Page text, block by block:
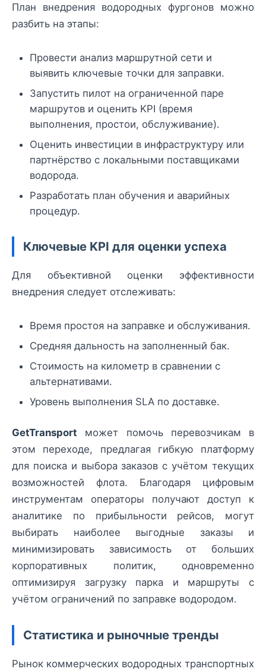
План внедрения водородных фургонов можно
разбить на этапы:
Провести анализ маршрутной сети и
выявить ключевые точки для заправки.
Запустить пилот на ограниченной паре
маршрутов и оценить KPI (время
выполнения, простои, обслуживание).
Оценить инвестиции в инфраструктуру или
партнёрство с локальными поставщиками
водорода.
Разработать план обучения и аварийных
процедур.
Ключевые KPI для оценки успеха
Для объективной оценки эффективности
внедрения следует отслеживать:
Время простоя на заправке и обслуживания.
Средняя дальность на заполненный бак.
Стоимость на километр в сравнении с
альтернативами.
Уровень выполнения SLA по доставке.
GetTransport может помочь перевозчикам в
этом переходе, предлагая гибкую платформу
для поиска и выбора заказов с учётом текущих
возможностей флота. Благодаря цифровым
инструментам операторы получают доступ к
аналитике по прибыльности рейсов, могут
выбирать наиболее выгодные заказы и
минимизировать зависимость от больших
корпоративных политик, одновременно
оптимизируя загрузку парка и маршруты с
учётом ограничений по заправке водородом.
Статистика и рыночные тренды
Рынок коммерческих водородных транспортных